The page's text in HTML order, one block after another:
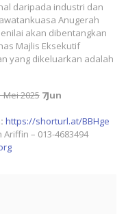
daripada industri dan
Anugerah
akan dibentangkan
Majlis Eksekutif
yang dikeluarkan adalah
Mei 2025 7Jun
https://shorturl.at/BBHge
– 013-4683494